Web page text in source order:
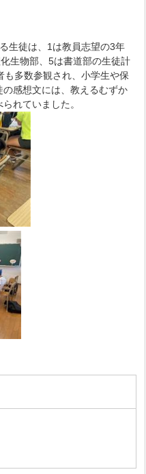
生徒は、1は教員志望の3年
生物部、5は書道部の生徒計
も多数参観され、小学生や保
感想文には、教えるむずか
られていました。